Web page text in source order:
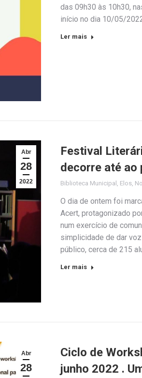
das 09h30 às 10h30,
início no dia 10/05/
Ler mais
Abr
28
2022
Festival
decorre até ao
Biblioteca Municipal Elos
O dia de ontem foi
Acert, protagonizado
num exercício de
simplicidade de dar
público, cerca de 215
Ler mais
Abr
28
Ciclo de
junho 2022 .